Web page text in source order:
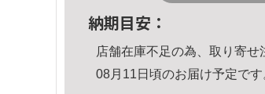
納期目安：
店舗在庫不足の為、取り寄せ
08月11日頃のお届け予定です